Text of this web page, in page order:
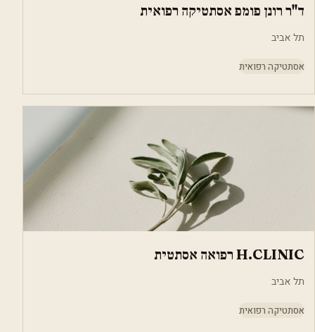
ד''ר רונן פומפ אסתטיקה רפואית
תל אביב
אסתטיקה רפואית
H.CLINIC רפואה אסתטית
תל אביב
אסתטיקה רפואית